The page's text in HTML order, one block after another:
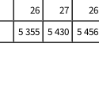
26 27 26
5 355 5 430 5 456